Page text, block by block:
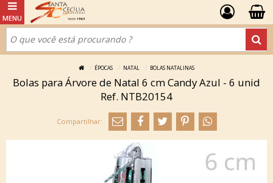
ÉPOCAS NATAL BOLAS NATALINAS
Bolas para Árvore de Natal 6 cm Candy Azul - 6 unid
Ref. NTB20154